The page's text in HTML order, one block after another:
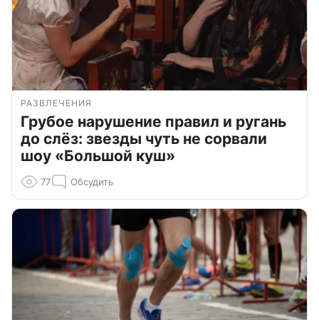
РАЗВЛЕЧЕНИЯ
Грубое нарушение правил и ругань
до слёз: звезды чуть не сорвали
шоу «Большой куш»
77 Обсудить